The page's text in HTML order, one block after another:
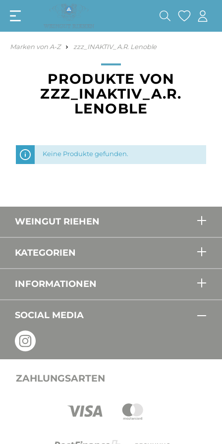
Marken von A-Z zzz_INAKTIV_A.R. Lenoble
PRODUKTE VON
ZZZ_INAKTIV_A.R.
LENOBLE
Keine Produkte gefunden.
WEINGUT RIEHEN
KATEGORIEN
INFORMATIONEN
SOCIAL MEDIA
ZAHLUNGSARTEN